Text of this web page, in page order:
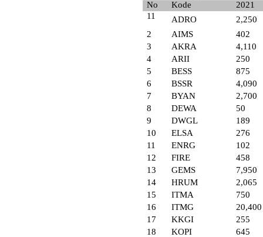
No
Kode
2021
11
ADRO
2,250
2
AIMS
402
3
AKRA
4,110
4
ARII
250
5
BESS
875
6
BSSR
4,090
7
BYAN
2,700
8
DEWA
50
9
DWGL
189
10
ELSA
276
11
ENRG
102
12
FIRE
458
13
GEMS
7,950
14
HRUM
2,065
15
ITMA
750
16
ITMG
20,400
17
KKGI
255
18
KOPI
645